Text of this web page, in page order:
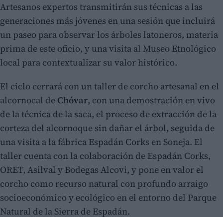
Artesanos expertos transmitirán sus técnicas a las
generaciones más jóvenes en una sesión que incluirá
un paseo para observar los árboles latoneros, materia
prima de este oficio, y una visita al Museo Etnológico
local para contextualizar su valor histórico.
El ciclo cerrará con un taller de corcho artesanal en el
alcornocal de Chóvar, con una demostración en vivo
de la técnica de la saca, el proceso de extracción de la
corteza del alcornoque sin dañar el árbol, seguida de
una visita a la fábrica Espadán Corks en Soneja. El
taller cuenta con la colaboración de Espadán Corks,
ORET, Asilval y Bodegas Alcovi, y pone en valor el
corcho como recurso natural con profundo arraigo
socioeconómico y ecológico en el entorno del Parque
Natural de la Sierra de Espadán.